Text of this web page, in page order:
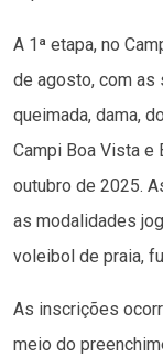
A 1ª etapa, no
de agosto, com as
queimada, dama,
Campi Boa Vista e
outubro de 2025.
as modalidades
voleibol de praia,
As inscrições
meio do